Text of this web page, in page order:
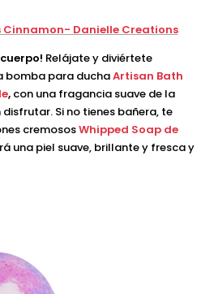
Cinnamon- Danielle Creations
Relájate y diviértete
bomba para duchaArtisan Bath
, con una fragancia suave de la
Si no tienes bañera, te
cremososWhipped Soap de
una piel suave, brillante y fresca y